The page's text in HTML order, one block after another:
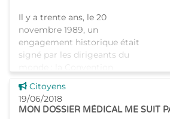
Il y a trente ans, le 20
novembre 1989, un
engagement historique était
signé par les dirigeants du
internationale des droits de
l'enfant. Cet anniversaire est
Voir cette news
Citoyens
19/06/2018
MON DOSSIER MÉDICAL ME SUIT